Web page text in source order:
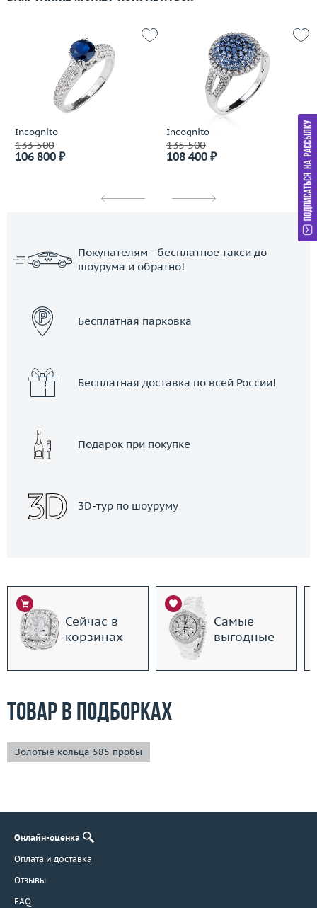
Incognito
133 500
106 800 ₽
Incognito
135 500
108 400 ₽
Покупателям - бесплатное такси до
шоурума и обратно!
Бесплатная парковка
Бесплатная доставка по всей России!
Подарок при покупке
3D-тур по шоуруму
Сейчас в
корзинах
Самые
выгодные
Товар в подборках
Золотые кольца 585 пробы
Онлайн-оценка
Оплата и доставка
Отзывы
FAQ